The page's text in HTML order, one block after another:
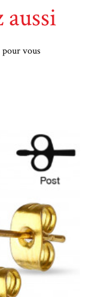
vous